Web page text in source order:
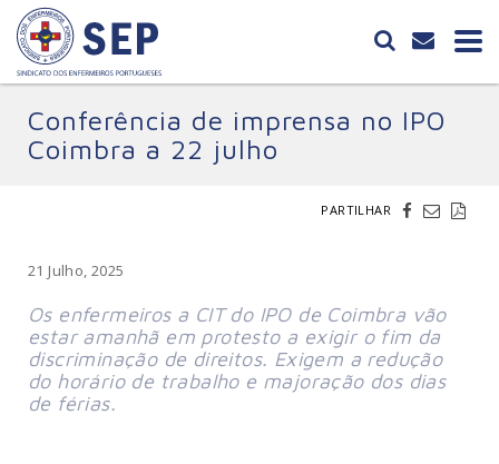
Conferência de imprensa no IPO
Coimbra a 22 julho
PARTILHAR
21 Julho, 2025
Os enfermeiros a CIT do IPO de Coimbra vão
estar amanhã em protesto a exigir o fim da
discriminação de direitos. Exigem a redução
do horário de trabalho e majoração dos dias
de férias.